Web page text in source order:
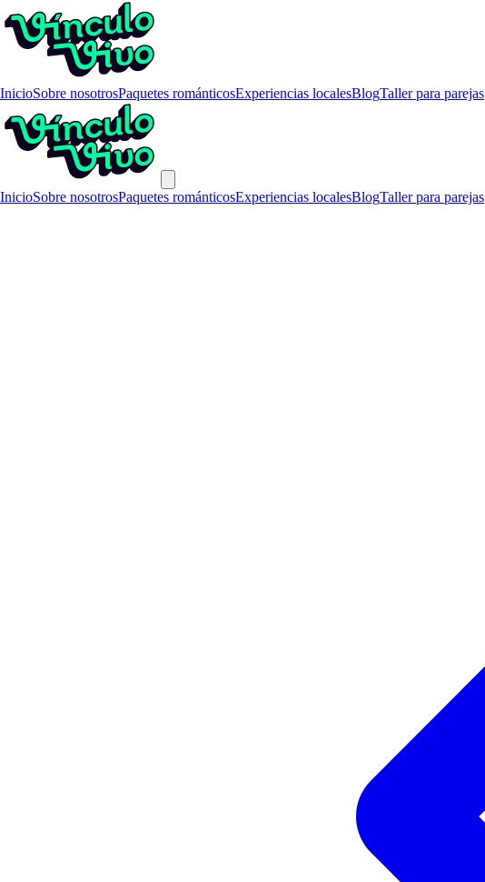
InicioSobre nosotrosPaquetes románticosExperiencias localesBlogTaller para parejas
InicioSobre nosotrosPaquetes románticosExperiencias localesBlogTaller para parejas